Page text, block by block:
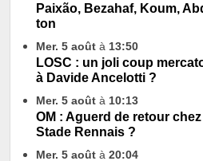
Paixão, Bezahaf, Koum,
ton
Mer. 5 août à 13:50
LOSC : un joli coup
à Davide Ancelotti ?
Mer. 5 août à 10:13
OM : Aguerd de retour
Stade Rennais ?
Mer. 5 août à 20:04